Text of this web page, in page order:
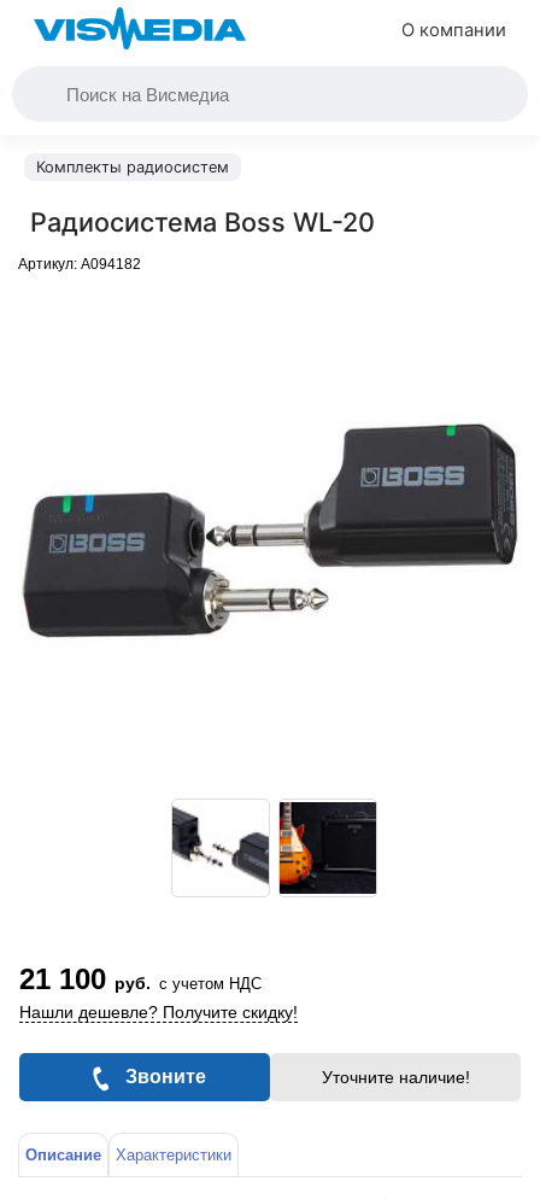
О компании
Комплекты радиосистем
Радиосистема Boss WL-20
Артикул: A094182
21 100 руб. с учетом НДС
Нашли дешевле? Получите скидку!
Звоните Уточните наличие!
Описание Характеристики